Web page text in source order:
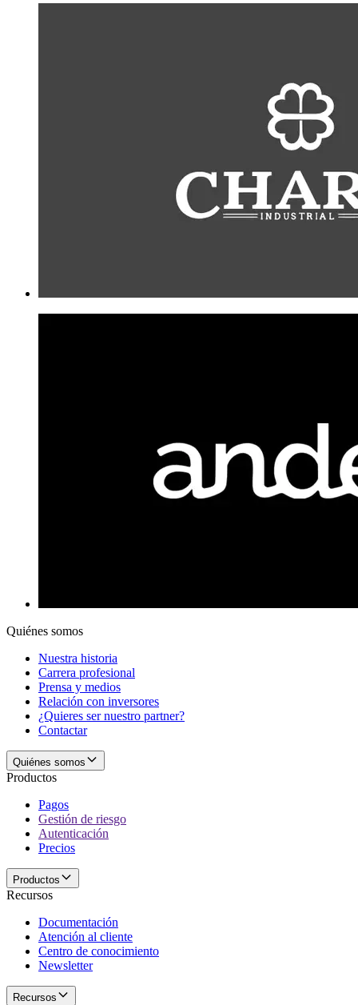
Quiénes somos
Nuestra historia
Carrera profesional
Prensa y medios
Relación con inversores
¿Quieres ser nuestro partner?
Contactar
Quiénes somos
Productos
Pagos
Gestión de riesgo
Autenticación
Precios
Productos
Recursos
Documentación
Atención al cliente
Centro de conocimiento
Newsletter
Recursos